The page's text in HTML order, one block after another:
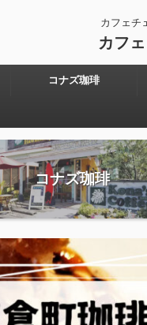
カフェチ
カフ
コナズ珈琲
コナズ珈琲